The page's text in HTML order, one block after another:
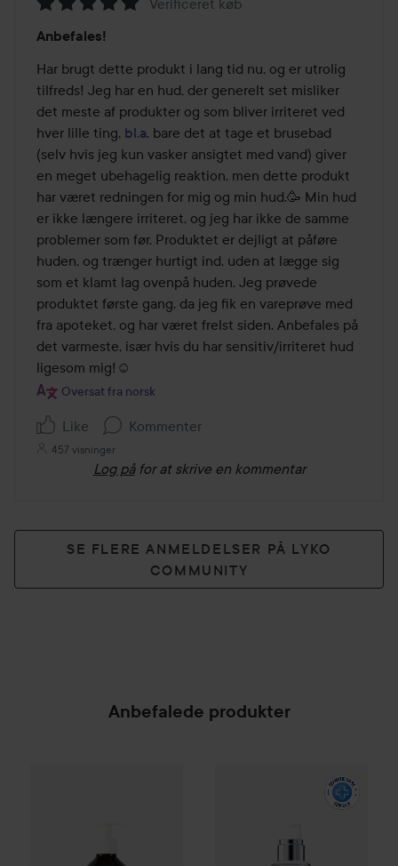
5
ud
af
5
Anbefales!
Har brugt dette produkt i lang tid nu, og er utrolig
tilfreds! Jeg har en hud, der generelt set misliker
det meste af produkter og som bliver irriteret ved
hver lille ting, bl.a. bare det at tage et brusebad
(selv hvis jeg kun vasker ansigtet med vand) giver
en meget ubehagelig reaktion, men dette produkt
har været redningen for mig og min hud.🥳 Min hud
er ikke længere irriteret, og jeg har ikke de samme
problemer som før. Produktet er dejligt at påføre
huden, og trænger hurtigt ind, uden at lægge sig
som et klamt lag ovenpå huden. Jeg prøvede
produktet første gang, da jeg fik en vareprøve med
fra apoteket, og har været frelst siden. Anbefales på
det varmeste, især hvis du har sensitiv/irriteret hud
ligesom mig!☺️
Oversat fra norsk
Like Kommenter
457 visninger
Log på for at skrive en kommentar
SE FLERE ANMELDELSER PÅ LYKO
COMMUNITY
Anbefalede produkter
Scandinavian Soap Factory
Daily